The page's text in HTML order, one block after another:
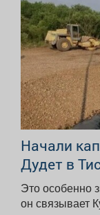
Начали
Дудет в
Это особенно
он связывает